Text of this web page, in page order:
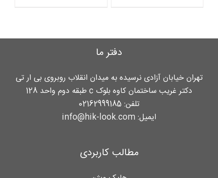
دفتر ما
تهران خیابان آزادی نرسیده به میدان انقلاب روبروی بی ار تی
دکتر غریب ساختمان کاوه بلوک c طبقه دوم واحد 128
تلفن: 02162999185
ایمیل: info@hik-look.com
مطالب کاربردی